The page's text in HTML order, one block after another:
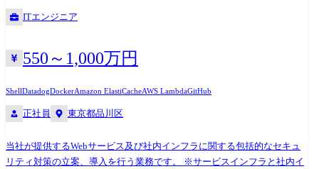
Enterprise Pro ・NotebookLM Plus ・Zoom AI Companion
ロによる開発 ・コードレビューによる品質担保 ・CI/CDを利用した開発
運用 【開発環境】 ■使用言語・フレームワーク PHP8.1(Laravel9)、
ェア Nginx、Docker ■データベース Aurora PostgreSQL ■インフラ AWS:
ALB、ECS、Fargate、API Gateway、Lambda、RDS、ElastiCache、
ChatGPT Team Plan、Claude Code、Devin、OpenAI API、AWS Bedrock、
GitHub issues、Backlog ・コミュニケーション: Slack ・ドキュメント管
理: OpenAPI、SchemaSpy ・オブザーバビリティ: New Relic、Sentry 【そ
ITエンジニア
550～1,000万円
ShellDatadogDockerAmazon ElastiCacheAWS LambdaGitHub
正社員 東京都品川区
当社が提供するWebサービス及び社内インフラに関する包括的なセキュ
リティ対策の立案、導入を行う業務です。 ※サービスインフラと社内イ